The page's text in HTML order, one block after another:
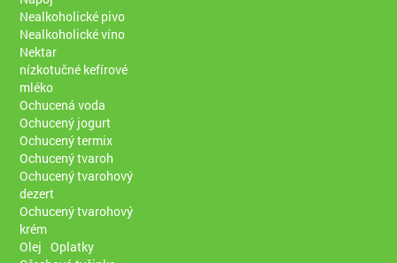
Nealkoholické pivo
Nealkoholické víno
Nektar
nízkotučné kefírové
mléko
Ochucená voda
Ochucený jogurt
Ochucený termix
Ochucený tvaroh
Ochucený tvarohový
dezert
Ochucený tvarohový
krém
Olej Oplatky